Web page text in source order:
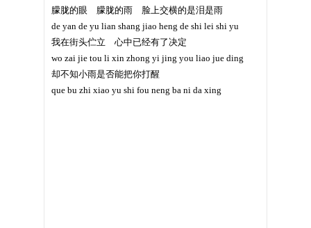
朦胧的眼 朦胧的雨 脸上交横的是泪是雨
de yan de yu lian shang jiao heng de shi lei shi yu
我在街头伫立 心中已经有了决定
wo zai jie tou li xin zhong yi jing you liao jue ding
却不知小雨是否能把你打醒
que bu zhi xiao yu shi fou neng ba ni da xing